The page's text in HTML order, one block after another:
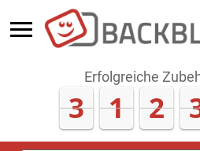
Erfolgreiche
3 1 2